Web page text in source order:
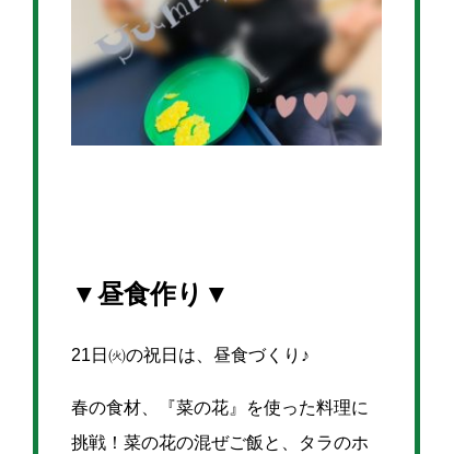
▼昼食作り▼
21日㈫の祝日は、昼食づくり♪
春の食材、『菜の花』を使った料理に
挑戦！菜の花の混ぜご飯と、タラのホ